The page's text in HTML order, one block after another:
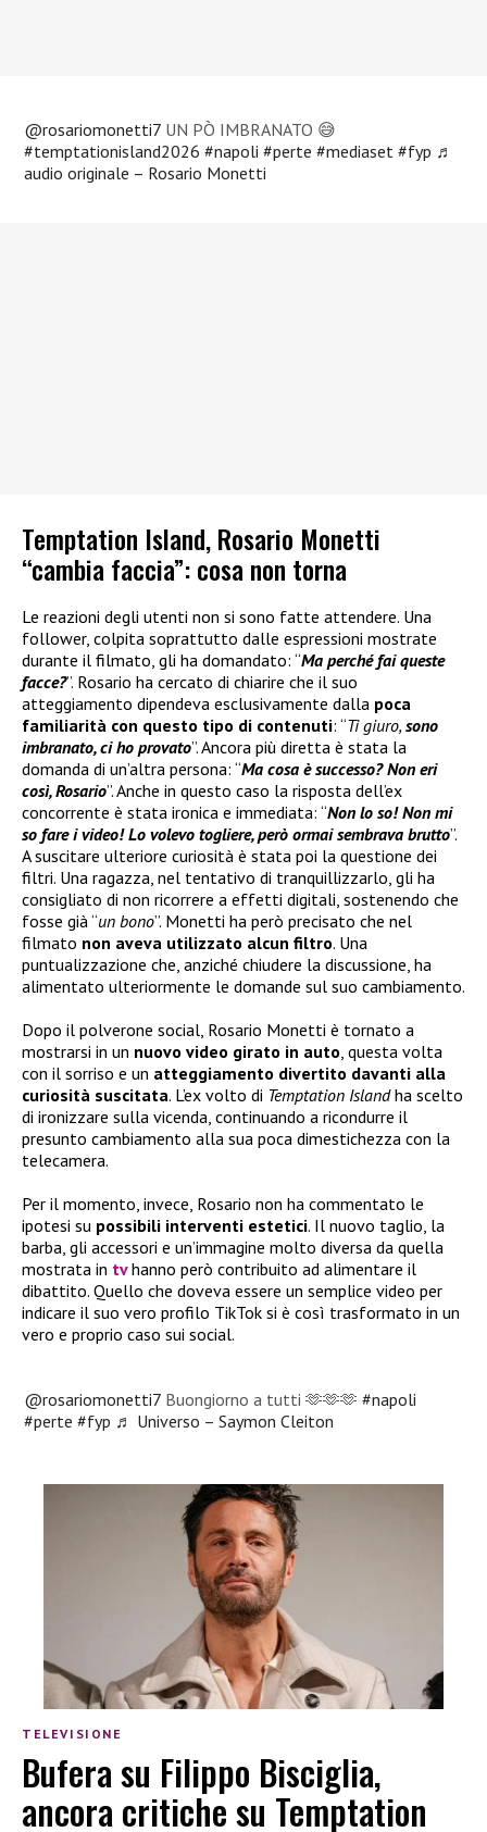
@rosariomonetti7 UN PÒ IMBRANATO 😅
#temptationisland2026 #napoli #perte #mediaset #fyp ♬
audio originale – Rosario Monetti
Temptation Island, Rosario Monetti
“cambia faccia”: cosa non torna
Le reazioni degli utenti non si sono fatte attendere. Una
follower, colpita soprattutto dalle espressioni mostrate
durante il filmato, gli ha domandato: “Ma perché fai queste
facce?”. Rosario ha cercato di chiarire che il suo
atteggiamento dipendeva esclusivamente dalla poca
familiarità con questo tipo di contenuti: “Ti giuro, sono
imbranato, ci ho provato”. Ancora più diretta è stata la
domanda di un’altra persona: “Ma cosa è successo? Non eri
così, Rosario”. Anche in questo caso la risposta dell’ex
concorrente è stata ironica e immediata: “Non lo so! Non mi
so fare i video! Lo volevo togliere, però ormai sembrava brutto”.
A suscitare ulteriore curiosità è stata poi la questione dei
filtri. Una ragazza, nel tentativo di tranquillizzarlo, gli ha
consigliato di non ricorrere a effetti digitali, sostenendo che
fosse già “un bono”. Monetti ha però precisato che nel
filmato non aveva utilizzato alcun filtro. Una
puntualizzazione che, anziché chiudere la discussione, ha
alimentato ulteriormente le domande sul suo cambiamento.
Dopo il polverone social, Rosario Monetti è tornato a
mostrarsi in un nuovo video girato in auto, questa volta
con il sorriso e un atteggiamento divertito davanti alla
curiosità suscitata. L’ex volto di Temptation Islandha scelto
di ironizzare sulla vicenda, continuando a ricondurre il
presunto cambiamento alla sua poca dimestichezza con la
telecamera.
Per il momento, invece, Rosario non ha commentato le
ipotesi su possibili interventi estetici. Il nuovo taglio, la
barba, gli accessori e un’immagine molto diversa da quella
mostrata in tvhanno però contribuito ad alimentare il
dibattito. Quello che doveva essere un semplice video per
indicare il suo vero profilo TikTok si è così trasformato in un
vero e proprio caso sui social.
@rosariomonetti7 Buongiorno a tutti 🫶🫶🫶#napoli
#perte #fyp ♬ Universo – Saymon Cleiton
TELEVISIONE
Bufera su Filippo Bisciglia,
ancora critiche su Temptation